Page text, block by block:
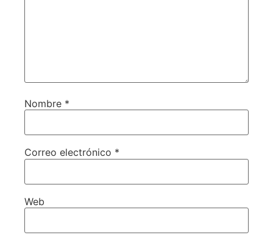
Nombre *
Correo electrónico *
Web